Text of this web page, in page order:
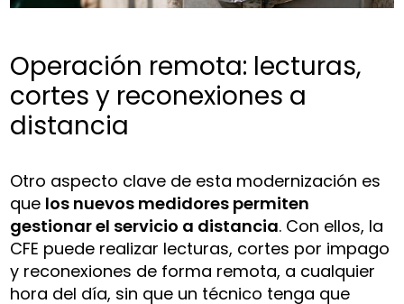
Operación remota: lecturas,
cortes y reconexiones a
distancia
Otro aspecto clave de esta modernización es
que los nuevos medidores permiten
gestionar el servicio a distancia. Con ellos, la
CFE puede realizar lecturas, cortes por impago
y reconexiones de forma remota, a cualquier
hora del día, sin que un técnico tenga que